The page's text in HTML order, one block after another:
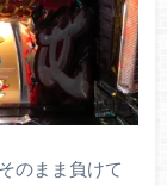
のまま負けて